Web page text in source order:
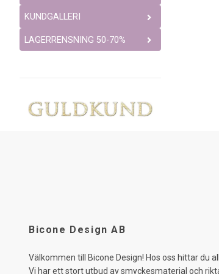
KUNDGALLERI
LAGERRENSNING 50-70%
Bicone Design AB
Välkommen till Bicone Design! Hos oss hittar du
Vi har ett stort utbud av smyckesmaterial och